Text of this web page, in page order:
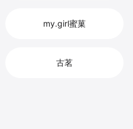
my.girl蜜菓
古茗